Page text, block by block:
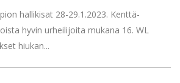
hallikisat 28-29.1.2023. Kenttä-
hyvin urheilijoita mukana 16. WL
hiukan...